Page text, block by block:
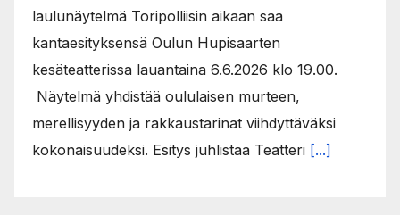
laulunäytelmä Toripolliisin aikaan saa
kantaesityksensä Oulun Hupisaarten
kesäteatterissa lauantaina 6.6.2026 klo 19.00.
Näytelmä yhdistää oululaisen murteen,
merellisyyden ja rakkaustarinat viihdyttäväksi
kokonaisuudeksi. Esitys juhlistaa Teatteri [...]